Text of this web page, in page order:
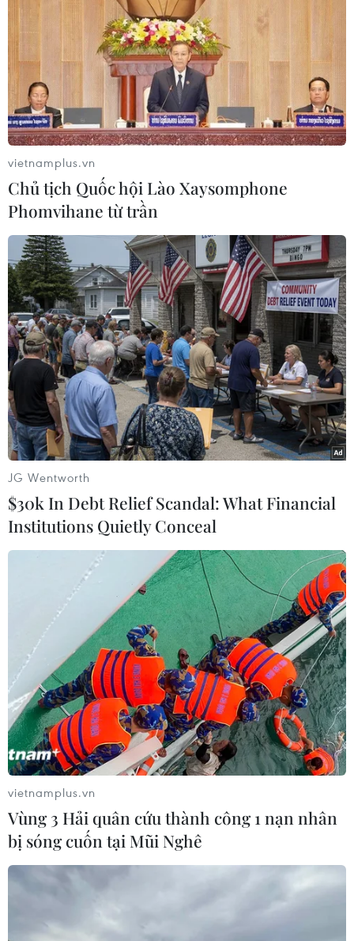
(TTXVN/Vietnam+)
#Bắc Giang
#Tuần Văn hóa-Du lịch tỉnh Bắc Giang năm 2024
#Lễ hội mở cửa rừng
#đền Cổ Ngựa
#đền Chúa Then
Bắc Giang Bắc Ninh
Theo dõi VietnamPlus
TẾT NGUYÊN ĐÁN GIÁP THÌN 2024
Khai hội Tây Thiên ở Vĩnh Phúc: Hành trình 'đến
với Phật, về với Mẫu'
Vĩnh Phúc khai hội Tây Thiên năm
2024
HDBank tiếp tục nối những nhịp cầu yêu thương
tại miền sông nước Cửu Long
Cộng đồng người Việt tại Israel đón Xuân Quê
hương Giáp Thìn
Lượng khách vẫn cao, ngành đường sắt chạy
thêm tàu Thống Nhất, Hải Phòng
vietnamplus.vn
Chủ tịch Quốc hội Lào Xaysomphone
Phomvihane từ trần
JG Wentworth
$30k In Debt Relief Scandal: What Financial
Institutions Quietly Conceal
vietnamplus.vn
Vùng 3 Hải quân cứu thành công 1 nạn nhân
bị sóng cuốn tại Mũi Nghê